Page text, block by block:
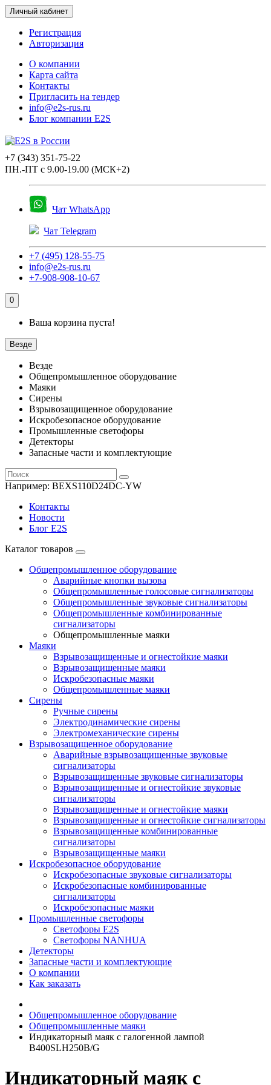
Личный кабинет
Регистрация
Авторизация
О компании
Карта сайта
Контакты
Пригласить на тендер
info@e2s-rus.ru
Блог компании E2S
+7 (343) 351-75-22
ПН.-ПТ с 9.00-19.00 (МСК+2)
Чат WhatsApp
Чат Telegram
+7 (495) 128-55-75
info@e2s-rus.ru
+7-908-908-10-67
0
Ваша корзина пуста!
Везде
Везде
Общепромышленное оборудование
Маяки
Сирены
Взрывозащищенное оборудование
Искробезопасное оборудование
Промышленные светофоры
Детекторы
Запасные части и комплектующие
Например: BEXS110D24DC-YW
Контакты
Новости
Блог E2S
Каталог товаров
Общепромышленное оборудование
Аварийные кнопки вызова
Общепромышленные голосовые сигнализаторы
Общепромышленные звуковые сигнализаторы
Общепромышленные комбинированные
сигнализаторы
Общепромышленные маяки
Маяки
Взрывозащищенные и огнестойкие маяки
Взрывозащищенные маяки
Искробезопасные маяки
Общепромышленные маяки
Сирены
Ручные сирены
Электродинамические сирены
Электромеханические сирены
Взрывозащищенное оборудование
Аварийные взрывозащищенные звуковые
сигнализаторы
Взрывозащищенные звуковые сигнализаторы
Взрывозащищенные и огнестойкие звуковые
сигнализаторы
Взрывозащищенные и огнестойкие маяки
Взрывозащищенные и огнестойкие сигнализаторы
Взрывозащищенные комбинированные
сигнализаторы
Взрывозащищенные маяки
Искробезопасное оборудование
Искробезопасные звуковые сигнализаторы
Искробезопасные комбинированные
сигнализаторы
Искробезопасные маяки
Промышленные светофоры
Светофоры E2S
Светофоры NANHUA
Детекторы
Запасные части и комплектующие
О компании
Как заказать
Общепромышленное оборудование
Общепромышленные маяки
Индикаторный маяк с галогенной лампой
B400SLH250B/G
Индикаторный маяк с